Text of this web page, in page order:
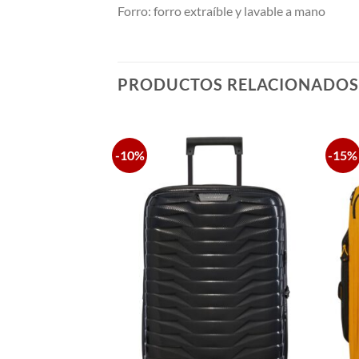
Forro: forro extraíble y lavable a mano
PRODUCTOS RELACIONADOS
-10% -15%